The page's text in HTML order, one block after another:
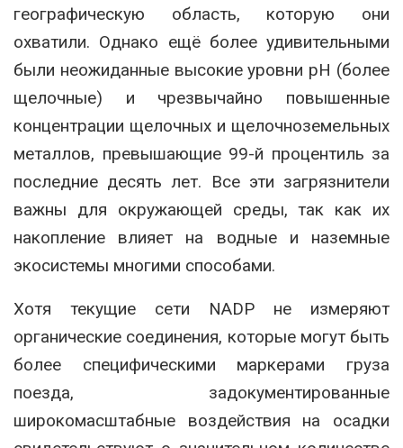
географическую область, которую они
охватили. Однако ещё более удивительными
были неожиданные высокие уровни pH (более
щелочные) и чрезвычайно повышенные
концентрации щелочных и щелочноземельных
металлов, превышающие 99-й процентиль за
последние десять лет. Все эти загрязнители
важны для окружающей среды, так как их
накопление влияет на водные и наземные
экосистемы многими способами.
Хотя текущие сети NADP не измеряют
органические соединения, которые могут быть
более специфическими маркерами груза
поезда, задокументированные
широкомасштабные воздействия на осадки